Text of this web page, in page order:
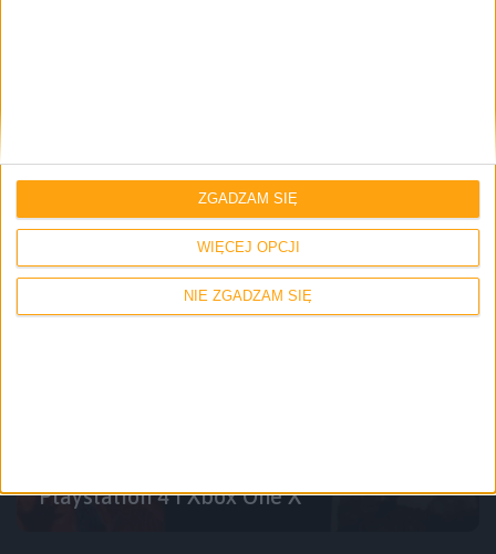
WIĘCEJ OPCJI
NIE ZGADZAM SIĘ
ZGADZAM SIĘ
Playstation 4 i Xbox One X